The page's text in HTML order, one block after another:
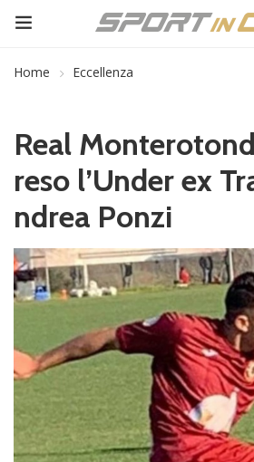
Home Eccellenza
Real
reso l’Under ex
ndrea Ponzi